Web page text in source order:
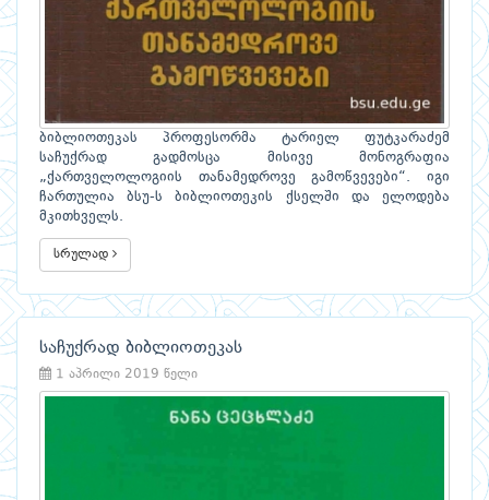
ბიბლიოთეკას პროფესორმა ტარიელ ფუტკარაძემ
საჩუქრად გადმოსცა მისივე მონოგრაფია
„ქართველოლოგიის თანამედროვე გამოწვევები“. იგი
ჩართულია ბსუ-ს ბიბლიოთეკის ქსელში და ელოდება
მკითხველს.
სრულად
საჩუქრად ბიბლიოთეკას
1 აპრილი 2019 წელი